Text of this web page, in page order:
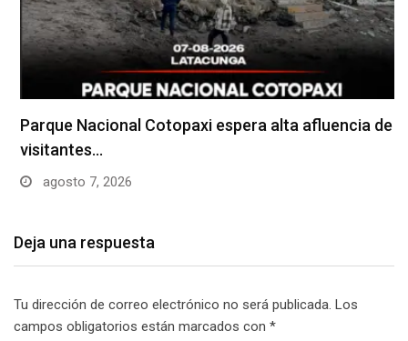
Parque Nacional Cotopaxi espera alta afluencia de
visitantes…
agosto 7, 2026
Deja una respuesta
Tu dirección de correo electrónico no será publicada. Los
campos obligatorios están marcados con *